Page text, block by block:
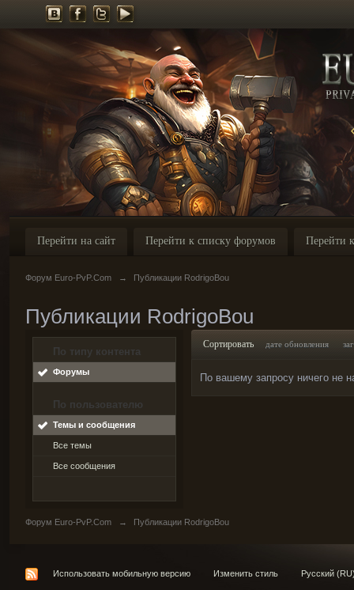
Перейти на сайт Перейти к списку форумов Перейти
Форум Euro-PvP.Com → Публикации RodrigoBou
Публикации RodrigoBou
По типу контента
Форумы
По пользователю
Темы и сообщения
Все темы
Все сообщения
Сортировать дате обновления
По вашему запросу ничего не
Форум Euro-PvP.Com → Публикации RodrigoBou
Использовать мобильную версию Изменить стиль Русский